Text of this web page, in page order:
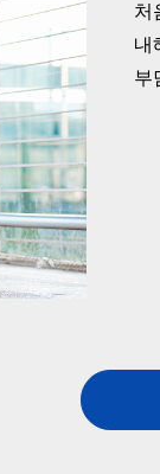
처
내
부